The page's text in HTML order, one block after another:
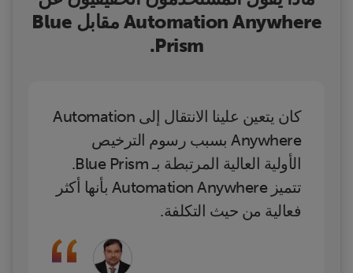
Automation Anywhere مقابل Blue
Prism.
كان يتعين علينا الانتقال إلى Automation
Anywhere بسبب رسوم الترخيص
الأولية العالية المرتبطة بـ Blue Prism.
تتميز Automation Anywhere بأنها أكثر
فعالية من حيث التكلفة.